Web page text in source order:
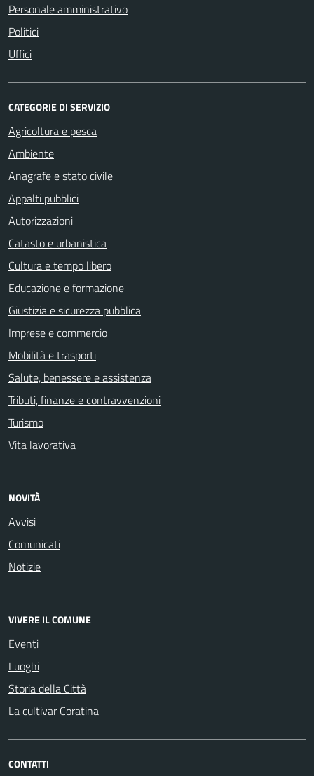
Personale amministrativo
Politici
Uffici
CATEGORIE DI SERVIZIO
Agricoltura e pesca
Ambiente
Anagrafe e stato civile
Appalti pubblici
Autorizzazioni
Catasto e urbanistica
Cultura e tempo libero
Educazione e formazione
Giustizia e sicurezza pubblica
Imprese e commercio
Mobilità e trasporti
Salute, benessere e assistenza
Tributi, finanze e contravvenzioni
Turismo
Vita lavorativa
NOVITÀ
Avvisi
Comunicati
Notizie
VIVERE IL COMUNE
Eventi
Luoghi
Storia della Città
La cultivar Coratina
CONTATTI